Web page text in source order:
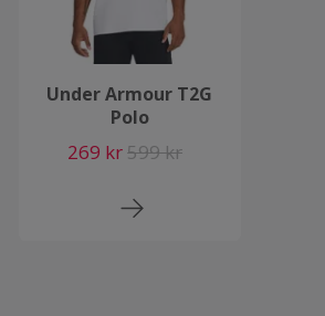
Under Armour T2G
Polo
269 kr599 kr